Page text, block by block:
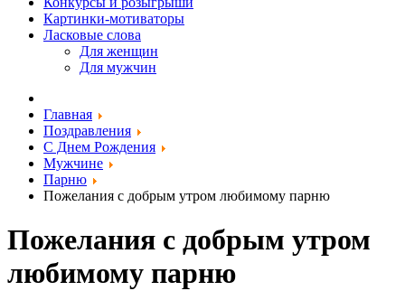
Картинки-мотиваторы
Ласковые слова
Для женщин
Для мужчин
Главная
Поздравления
С Днем Рождения
Мужчине
Парню
Пожелания с добрым утром любимому парню
Пожелания с добрым утром
любимому парню